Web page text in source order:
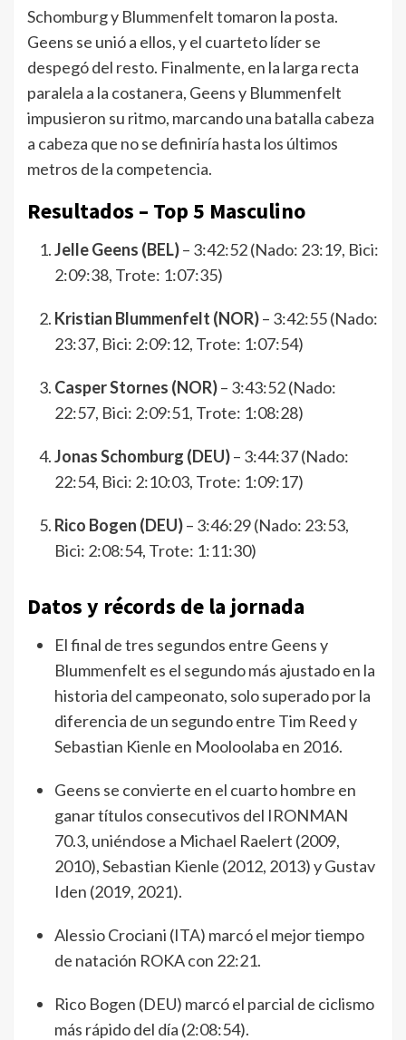
Schomburg y Blummenfelt tomaron la posta.
Geens se unió a ellos, y el cuarteto líder se
despegó del resto. Finalmente, en la larga recta
paralela a la costanera, Geens y Blummenfelt
impusieron su ritmo, marcando una batalla cabeza
a cabeza que no se definiría hasta los últimos
metros de la competencia.
Resultados – Top 5 Masculino
Jelle Geens (BEL)– 3:42:52 (Nado: 23:19, Bici:
2:09:38, Trote: 1:07:35)
Kristian Blummenfelt (NOR)– 3:42:55 (Nado:
23:37, Bici: 2:09:12, Trote: 1:07:54)
Casper Stornes (NOR)– 3:43:52 (Nado:
22:57, Bici: 2:09:51, Trote: 1:08:28)
Jonas Schomburg (DEU)– 3:44:37 (Nado:
22:54, Bici: 2:10:03, Trote: 1:09:17)
Rico Bogen (DEU)– 3:46:29 (Nado: 23:53,
Bici: 2:08:54, Trote: 1:11:30)
Datos y récords de la jornada
El final de tres segundos entre Geens y
Blummenfelt es el segundo más ajustado en la
historia del campeonato, solo superado por la
diferencia de un segundo entre Tim Reed y
Sebastian Kienle en Mooloolaba en 2016.
Geens se convierte en el cuarto hombre en
ganar títulos consecutivos del IRONMAN
70.3, uniéndose a Michael Raelert (2009,
2010), Sebastian Kienle (2012, 2013) y Gustav
Iden (2019, 2021).
Alessio Crociani (ITA) marcó el mejor tiempo
de natación ROKA con 22:21.
Rico Bogen (DEU) marcó el parcial de ciclismo
más rápido del día (2:08:54).